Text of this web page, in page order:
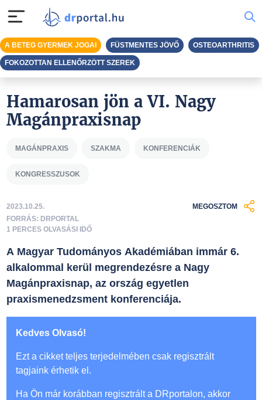
Hamarosan jön a VI. Nagy
Magánpraxisnap
MAGÁNPRAXIS SZAKMA KONFERENCIÁK
KONGRESSZUSOK
2023.10.25.
FORRÁS: DRPORTAL
1 PERCES OLVASÁSI IDŐ
MEGOSZTOM
A Magyar Tudományos Akadémiában immár 6.
alkalommal kerül megrendezésre a Nagy
Magánpraxisnap, az ország egyetlen
praxismenedzsment konferenciája.
Kedves Olvasó!
Ezt a cikket teljes terjedelmében csak regisztrált
tagjaink érhetik el.
Ha Ön már korábban regisztrált a DRportalon, akkor
A BETEG GYERMEK JOGAI FÜSTMENTES JÖVŐ OSTEOARTHRITIS
FOKOZOTTAN ELLENŐRZÖTT SZEREK